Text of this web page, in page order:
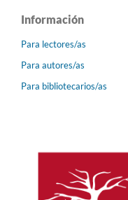
Información
Para lectores/as
Para autores/as
Para bibliotecarios/as